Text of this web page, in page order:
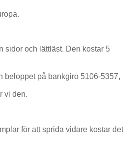
sidor och lättläst. Den kostar 5
beloppet på bankgiro 5106-5357,
vi den.
för att sprida vidare kostar det